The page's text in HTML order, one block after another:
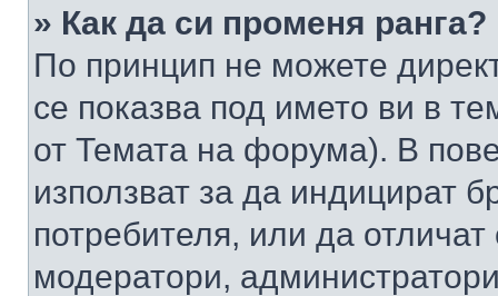
» Как да си променя ранга?
По принцип не можете
се показва под името ви в
от Темата на форума). В
използват за да индицират
потребителя, или да
модератори,